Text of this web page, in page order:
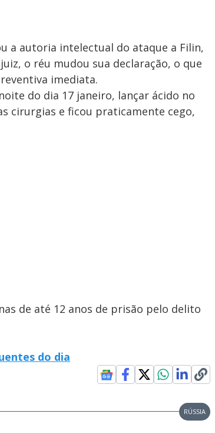
a autoria intelectual do ataque a Filin,
o réu mudou sua declaração, o que
imediata.
do dia 17 janeiro, lançar ácido no
cirurgias e ficou praticamente cego,
de até 12 anos de prisão pelo delito
do dia
RÚSSIA